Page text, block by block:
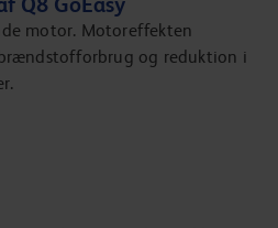
Q8 GoEasy
motor. Motoreffekten
og reduktion i